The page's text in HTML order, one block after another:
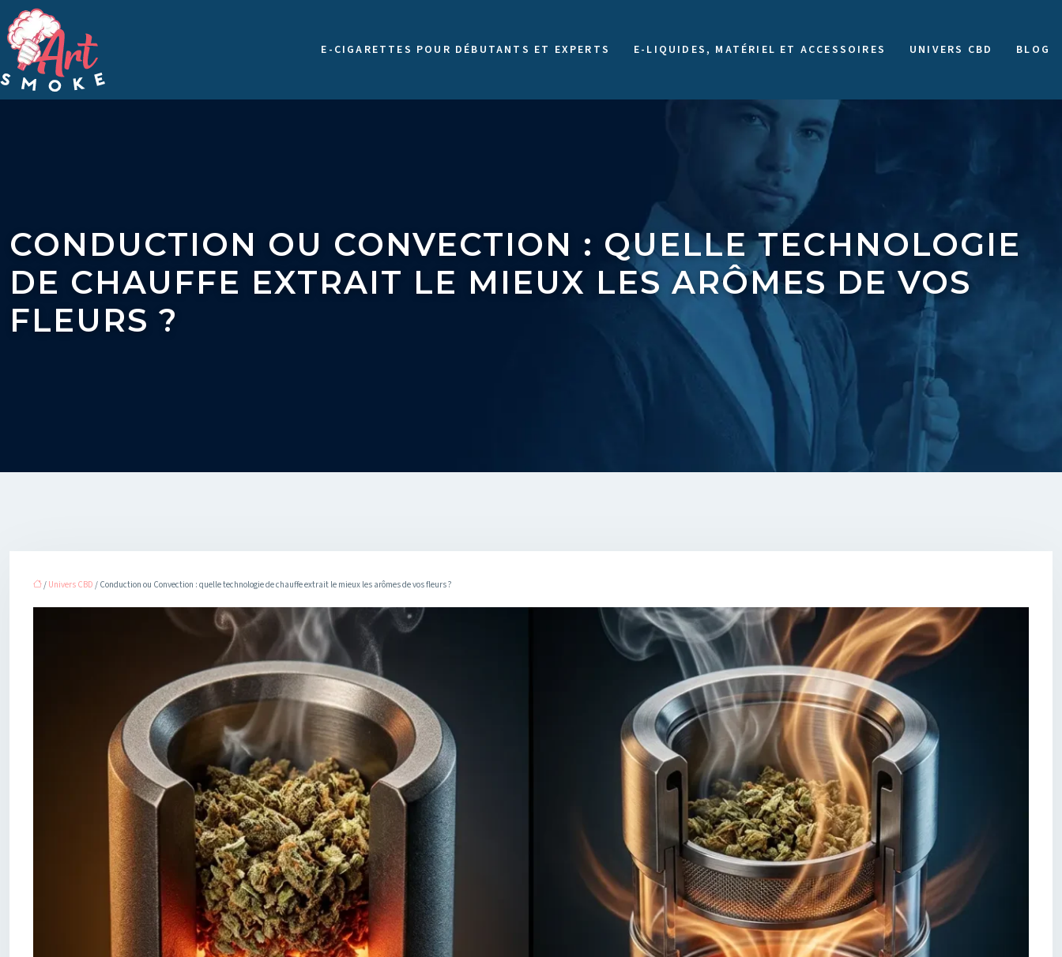
E-CIGARETTES POUR DÉBUTANTS ET EXPERTS E-LIQUIDES, MATÉRIEL ET ACCESSOIRES UNIVERS CBD BLOG
CONDUCTION OU CONVECTION : QUELLE TECHNOLOGIE
DE CHAUFFE EXTRAIT LE MIEUX LES ARÔMES DE VOS
FLEURS ?
/ Univers CBD / Conduction ou Convection : quelle technologie de chauffe extrait le mieux les arômes de vos fleurs ?